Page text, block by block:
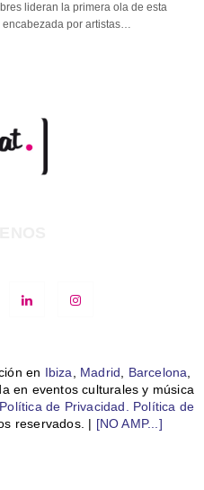
lideran la primera ola de esta
encabezada por artistas…
en Ibiza, Madrid, Barcelona,
en eventos culturales y música
Política de Privacidad. Política de
reservados. | [NO AMP...]